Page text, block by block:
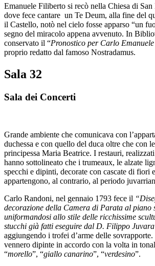
Emanuele Filiberto si recò nella Chiesa di
dove fece cantare un Te Deum, alla fine del
il Castello, notò nel cielo fosse apparso “un
segno del miracolo appena avvenuto. In
conservato il “Pronostico per Carlo
proprio redatto dal famoso Nostradamus.
Sala 32
Sala dei Concerti
Grande ambiente che comunicava con
duchessa e con quello del duca oltre che con
principessa Maria Beatrice. I restauri,
hanno sottolineato che i trumeaux, le alzate
specchi e dipinti, decorate con cascate di fiori
appartengono, al contrario, al periodo
Carlo Randoni, nel gennaio 1793 fece il
decorazione della Camera di Parata al piano
uniformandosi allo stile delle ricchissime
stucchi già fatti eseguire dal D. Filippo
aggiungendo i trofei d’arme delle
vennero dipinte in accordo con la volta in
“morello”, “giallo canarino”, “verdesino”.